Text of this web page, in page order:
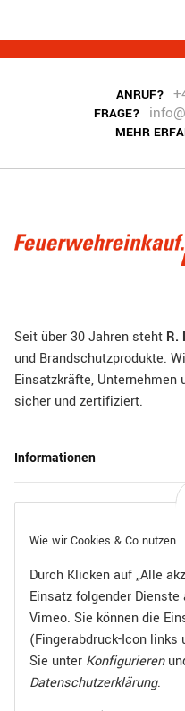
Wie wir Cookies & Co nutzen
Durch Klicken auf „Alle
Einsatz folgender
Vimeo. Sie können die
(Fingerabdruck-Icon
Sie unter Konfigurieren
Datenschutzerklärung.
ANRUF?
FRAGE?
MEHR
Seit über 30 Jahren steht R.
und Brandschutzprodukte.
Einsatzkräfte, Unternehmen
sicher und zertifiziert.
Informationen
Gesetzliche Informationen
Bezahlen Sie bequem per: